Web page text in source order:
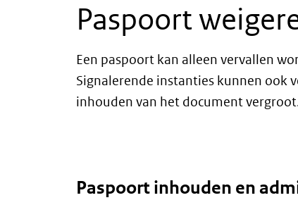
Paspoort
Een paspoort kan alleen vervallen
Signalerende instanties kunnen ook
inhouden van het document
Paspoort inhouden en